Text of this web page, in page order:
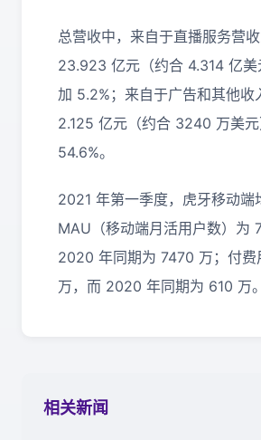
总营收中，来自于直播服务营
23.923 亿元（约合 4.314 亿美
加 5.2%；来自于广告和其他收
2.125 亿元（约合 3240 万美
54.6%。
2021 年第一季度，虎牙移动端
MAU（移动端月活用户数）为
2020 年同期为 7470 万；付
万，而 2020 年同期为 610 万。
相关新闻